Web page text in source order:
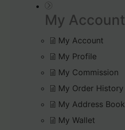
My Account
My Account
My Profile
My Commission
My Order History
My Address Book
My Wallet